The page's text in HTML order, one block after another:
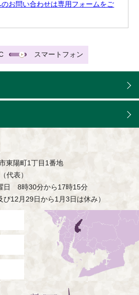
お問い合わせは専用フォームをご
スマートフォン
東陽町1丁目1番地
代表）
日 8時30分から17時15分
び12月29日から1月3日は休み）